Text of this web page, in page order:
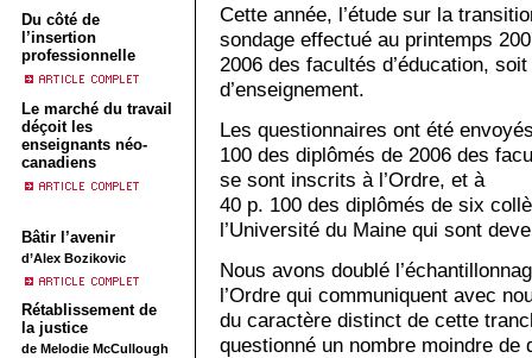
Du côté de
l’insertion
professionnelle
Le marché du travail
déçoit les
enseignants néo-
canadiens
Bâtir l’avenir
d’Alex Bozikovic
Rétablissement de
la justice
de Melodie McCullough
Cette année, l’étude sur la
sondage effectué au printemps
2006 des facultés d’éducation,
d’enseignement.
Les questionnaires ont été
100 des diplômés de 2006 des
se sont inscrits à l’Ordre, et à
40 p. 100 des diplômés de six
l’Université du Maine qui sont
Nous avons doublé
l’Ordre qui communiquent avec
du caractère distinct de cette
questionné un nombre moindre